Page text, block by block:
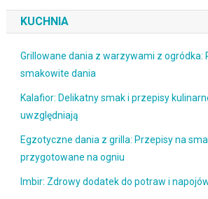
KUCHNIA
Grillowane dania z warzywami z ogródka:
smakowite dania
Kalafior: Delikatny smak i przepisy
uwzględniają
Egzotyczne dania z grilla: Przepisy na
przygotowane na ogniu
Imbir: Zdrowy dodatek do potraw i